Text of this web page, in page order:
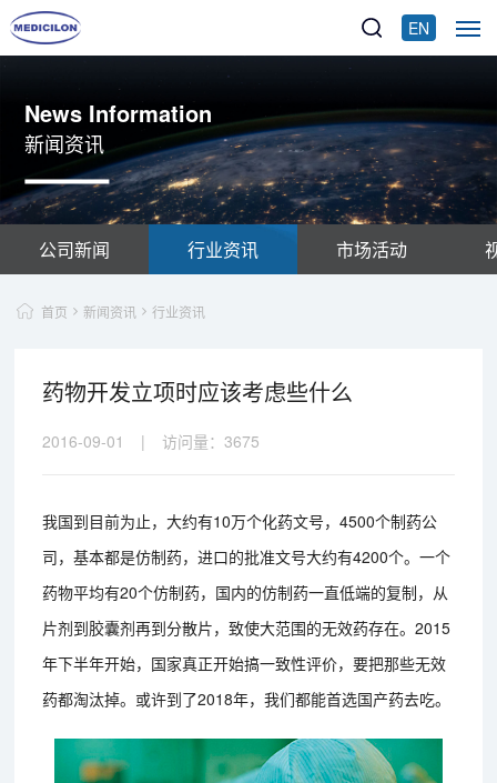
EN
News Information
新闻资讯
公司新闻 行业资讯 市场活动
首页 新闻资讯 行业资讯
药物开发立项时应该考虑些什么
2016-09-01 | 访问量：3675
我国到目前为止，大约有10万个化药文号，4500个制药公
司，基本都是仿制药，进口的批准文号大约有4200个。一个
药物平均有20个仿制药，国内的仿制药一直低端的复制，从
片剂到胶囊剂再到分散片，致使大范围的无效药存在。2015
年下半年开始，国家真正开始搞一致性评价，要把那些无效
药都淘汰掉。或许到了2018年，我们都能首选国产药去吃。